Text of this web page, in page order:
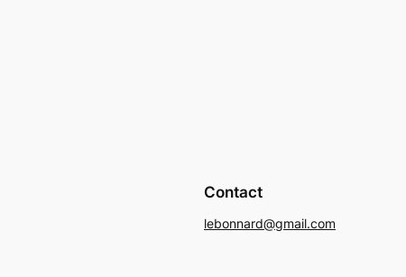
Contact
lebonnard@gmail.com